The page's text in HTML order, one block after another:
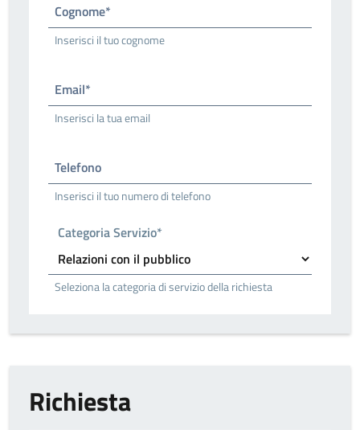
Cognome*
Inserisci il tuo cognome
Email*
Inserisci la tua email
Telefono
Inserisci il tuo numero di telefono
Categoria Servizio*
Seleziona la categoria di servizio della richiesta
Richiesta